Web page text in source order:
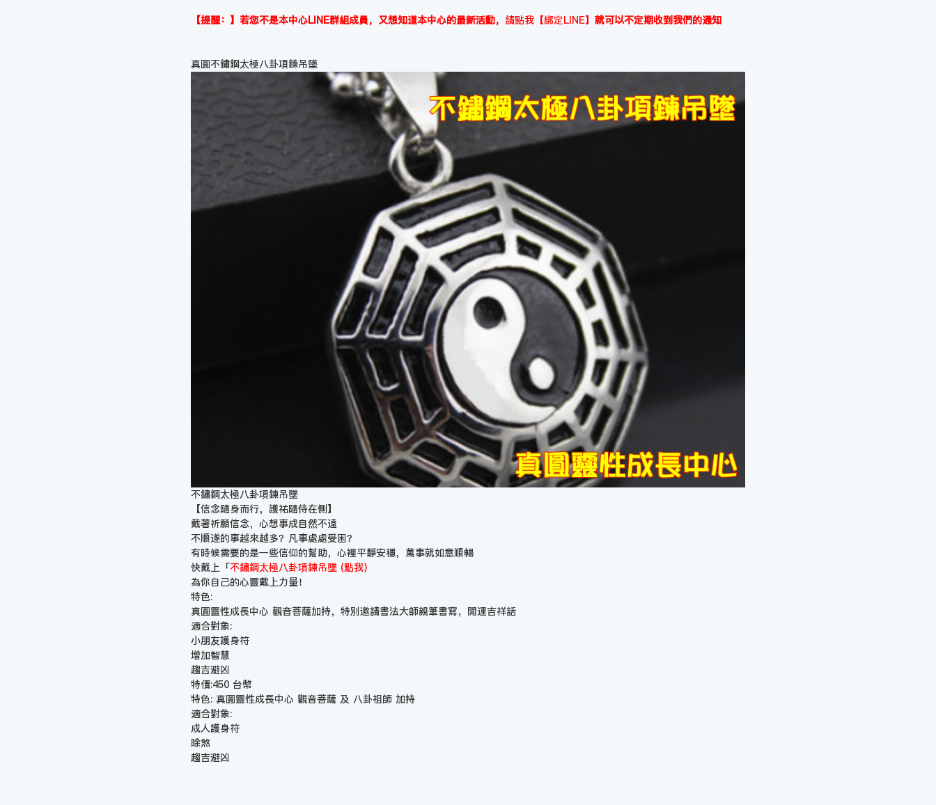
【提醒：】若您不是本中心LINE群組成員，又想知道本中心的最新活動， 請點我【綁定LINE】 就可以不定期收到我們的通知
真圓不鏽鋼太極八卦項鍊吊墜
不鏽鋼太極八卦項鍊吊墜
【信念隨身而行，護祐隨侍在側】
戴著祈願信念，心想事成自然不遠
不順遂的事越來越多？凡事處處受困？
有時候需要的是一些信仰的幫助，心裡平靜安穩，萬事就如意順暢
快戴上「不鏽鋼太極八卦項鍊吊墜 (點我)
為你自己的心靈戴上力量！
特色:
真圓靈性成長中心 觀音菩薩加持，特別邀請書法大師親筆書寫，開運吉祥話
適合對象:
小朋友護身符
增加智慧
趨吉避凶
特價:450 台幣
特色: 真圓靈性成長中心 觀音菩薩 及 八卦祖師 加持
適合對象:
成人護身符
除煞
趨吉避凶